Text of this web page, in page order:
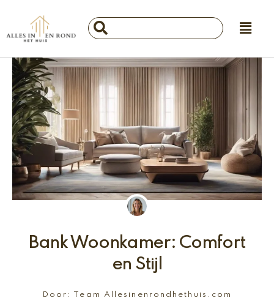
de
Main
Menu
Search
...
Bank Woonkamer: Comfort
en Stijl
Door:
Team Allesinenrondhethuis.com